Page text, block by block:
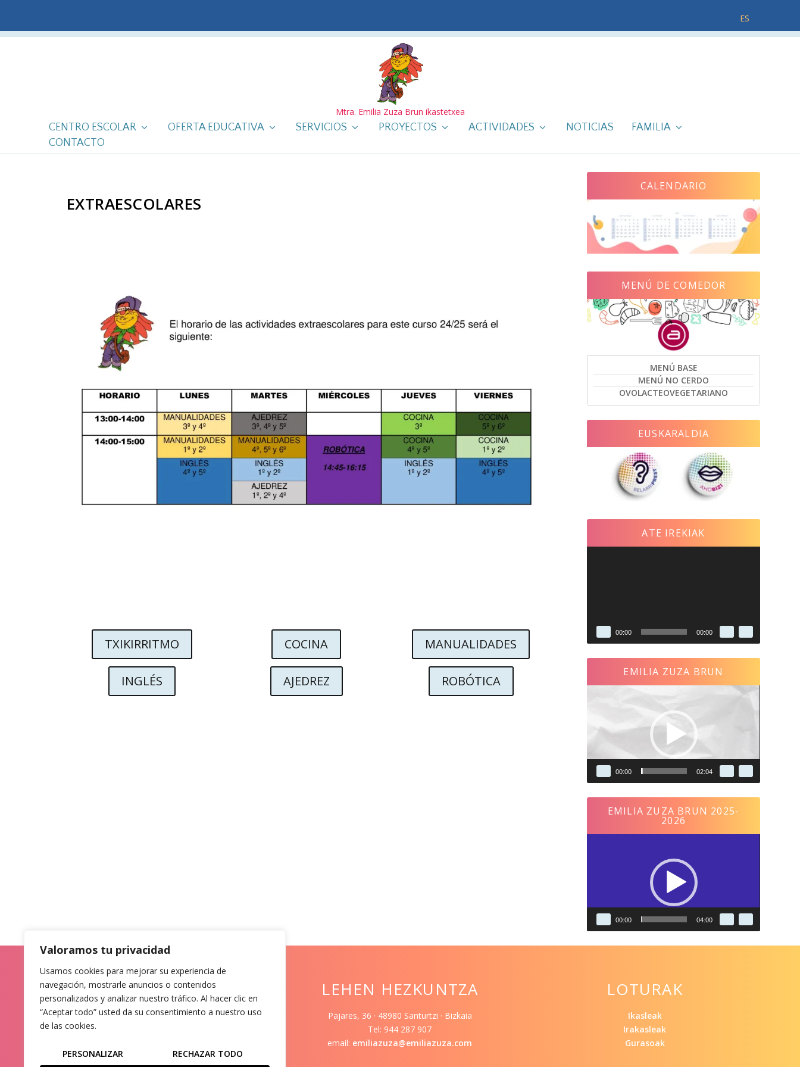
Valoramos tu privacidad
Usamos cookies para mejorar su experiencia de
navegación, mostrarle anuncios o contenidos
personalizados y analizar nuestro tráfico. Al hacer clic en
“Aceptar todo” usted da su consentimiento a nuestro uso
de las cookies.
PERSONALIZAR RECHAZAR TODO
ES
Mtra. Emilia Zuza Brun ikastetxea
CENTRO ESCOLAR OFERTA EDUCATIVA SERVICIOS PROYECTOS ACTIVIDADES NOTICIAS
FAMILIA
CONTACTO
EXTRAESCOLARES
TXIKIRRITMO
INGLÉS
COCINA
AJEDREZ
MANUALIDADES
ROBÓTICA
CALENDARIO
MENÚ DE COMEDOR
MENÚ BASE
MENÚ NO CERDO
OVOLACTEOVEGETARIANO
EUSKARALDIA
ATE IREKIAK
00:00 00:00
EMILIA ZUZA BRUN
00:00 02:04
EMILIA ZUZA BRUN 2025-
2026
00:00 04:00
HAUR HEZKUNTZA
Axular, 1B · 48980 Santurtzi · Bizkaia
LEHEN HEZKUNTZA
Pajares, 36 · 48980 Santurtzi · Bizkaia
Tel: 944 287 907
email: emiliazuza@emiliazuza.com
LOTURAK
Ikasleak
Irakasleak
Gurasoak